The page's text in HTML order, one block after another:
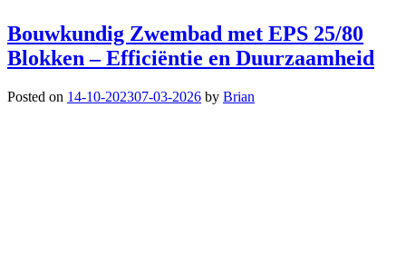
Bouwkundig Zwembad met EPS 25/80
Blokken – Efficiëntie en Duurzaamheid
Posted on 14-10-202307-03-2026 by Brian